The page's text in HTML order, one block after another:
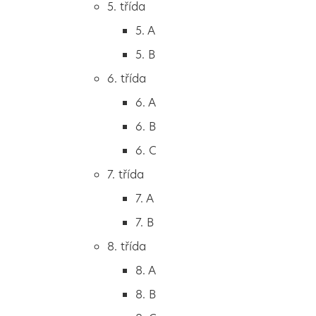
2. B
3. A
4. A
5. A
5. třída
5. A
5. B
6. třída
6. A
6. B
6. C
7. třída
7. A
7. B
8. třída
8. A
8. B